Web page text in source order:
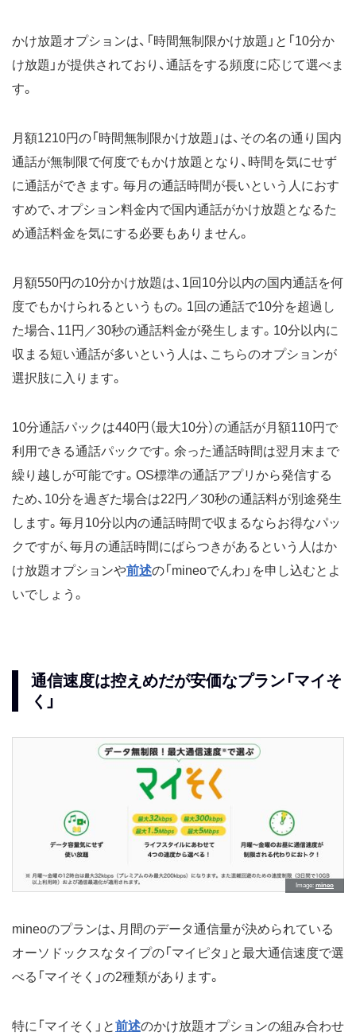
かけ放題オプションは、「時間無制限かけ放題」と「10分か
け放題」が提供されており、通話をする頻度に応じて選べま
す。
月額1210円の「時間無制限かけ放題」は、その名の通り国内
通話が無制限で何度でもかけ放題となり、時間を気にせず
に通話ができます。毎月の通話時間が長いという人におす
すめで、オプション料金内で国内通話がかけ放題となるた
め通話料金を気にする必要もありません。
月額550円の10分かけ放題は、1回10分以内の国内通話を何
度でもかけられるというもの。1回の通話で10分を超過し
た場合、11円／30秒の通話料金が発生します。10分以内に
収まる短い通話が多いという人は、こちらのオプションが
選択肢に入ります。
10分通話パックは440円（最大10分）の通話が月額110円で
利用できる通話パックです。余った通話時間は翌月末まで
繰り越しが可能です。OS標準の通話アプリから発信する
ため、10分を過ぎた場合は22円／30秒の通話料が別途発生
します。毎月10分以内の通話時間で収まるならお得なパッ
クですが、毎月の通話時間にばらつきがあるという人はか
け放題オプションや前述の「mineoでんわ」を申し込むとよ
いでしょう。
通信速度は控えめだが安価なプラン「マイそ
く」
Image mineo
mineoのプランは、月間のデータ通信量が決められている
オーソドックスなタイプの「マイピタ」と最大通信速度で選
べる「マイそく」の2種類があります。
特に「マイそく」と前述のかけ放題オプションの組み合わせ